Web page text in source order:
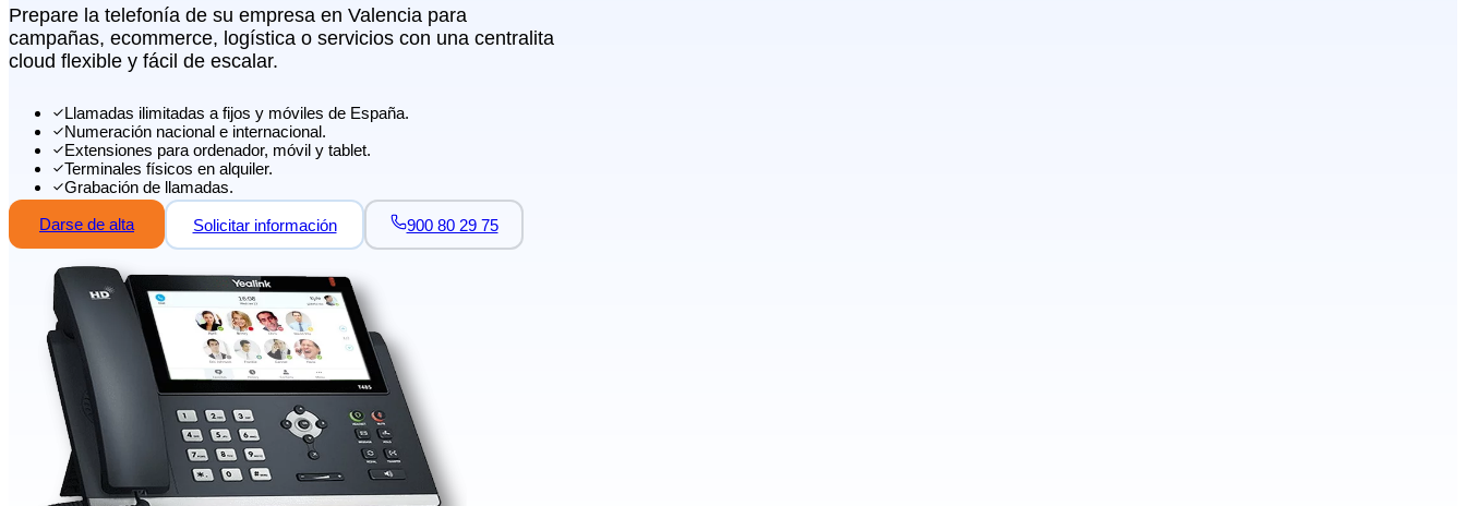
Prepare la telefonía de su empresa en Valencia para
campañas, ecommerce, logística o servicios con una centralita
cloud flexible y fácil de escalar.
Llamadas ilimitadas a fijos y móviles de España.
Numeración nacional e internacional.
Extensiones para ordenador, móvil y tablet.
Terminales físicos en alquiler.
Grabación de llamadas.
Darse de alta
Solicitar información 900 80 29 75